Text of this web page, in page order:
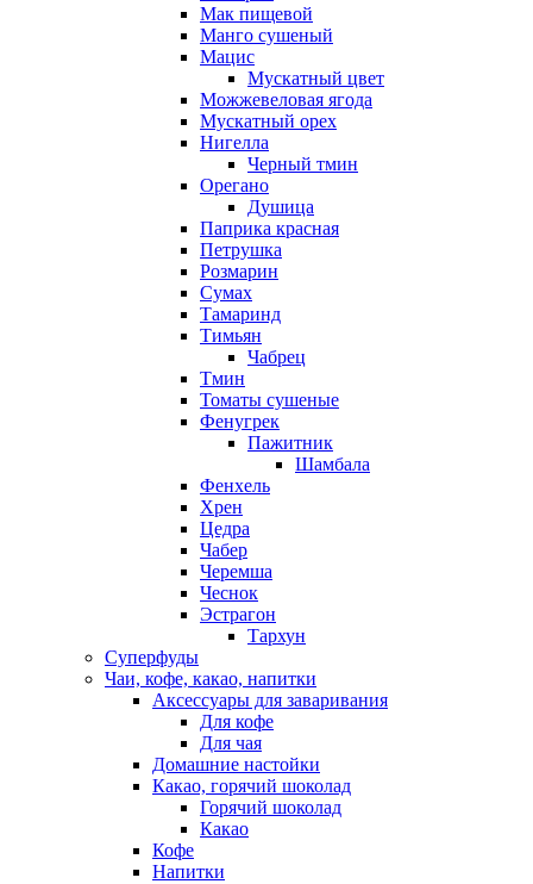
Мак пищевой
Манго сушеный
Мацис
Мускатный цвет
Можжевеловая ягода
Мускатный орех
Нигелла
Черный тмин
Орегано
Душица
Паприка красная
Петрушка
Розмарин
Сумах
Тамаринд
Тимьян
Чабрец
Тмин
Томаты сушеные
Фенугрек
Пажитник
Шамбала
Фенхель
Хрен
Цедра
Чабер
Черемша
Чеснок
Эстрагон
Тархун
Суперфуды
Чаи, кофе, какао, напитки
Аксессуары для заваривания
Для кофе
Для чая
Домашние настойки
Какао, горячий шоколад
Горячий шоколад
Какао
Кофе
Напитки